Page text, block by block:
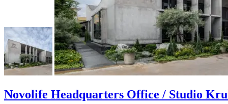
Novolife Headquarters Office / Studio